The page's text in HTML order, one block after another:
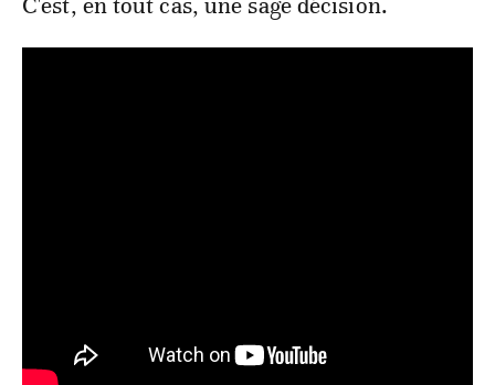
C'est, en tout cas, une sage décision.